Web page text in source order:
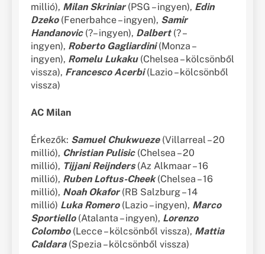
millió), Milan Skriniar(PSG – ingyen), Edin
Dzeko(Fenerbahce – ingyen), Samir
Handanovic (?– ingyen), Dalbert (? –
ingyen), Roberto Gagliardini(Monza –
ingyen), Romelu Lukaku(Chelsea – kölcsönből
vissza), Francesco Acerbi(Lazio – kölcsönből
vissza)
AC Milan
Érkezők: Samuel Chukwueze(Villarreal – 20
millió), Christian Pulisic(Chelsea – 20
millió), Tijjani Reijnders(Az Alkmaar – 16
millió), Ruben Loftus-Cheek(Chelsea – 16
millió), Noah Okafor(RB Salzburg – 14
millió) Luka Romero(Lazio – ingyen), Marco
Sportiello(Atalanta – ingyen), Lorenzo
Colombo(Lecce – kölcsönből vissza), Mattia
Caldara(Spezia – kölcsönből vissza)